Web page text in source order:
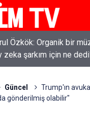
Özkök: Organik bir
zeka şarkım için ne
Güncel
Trump'ın
gönderilmiş olabilir"